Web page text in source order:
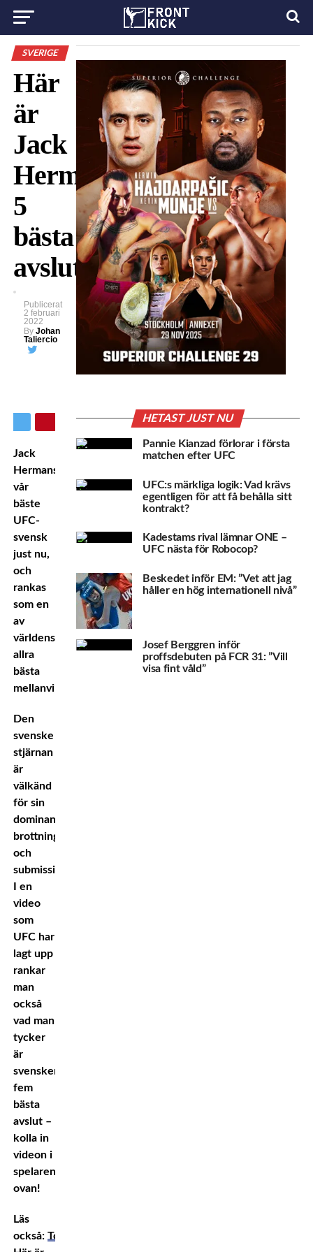
SVERIGE
Här
är
Jack
Hermanssons
5
bästa
avslut
Publicerat
2 februari
2022
By Johan
Taliercio
Jack
Hermansson
vår
bäste
UFC-
svensk
just nu,
och
rankas
som en
av
världens
allra
bästa
mellanviktare.
Den
svenske
stjärnan
är
välkänd
för sin
dominanta
brottning
och
submissiongame.
I en
video
som
UFC har
lagt upp
rankar
man
också
vad man
tycker
är
svenskens
fem
bästa
avslut –
kolla in
videon i
spelaren
ovan!
Läs
också: Topplistan:
HETAST JUST NU
Pannie Kianzad förlorar i första
matchen efter UFC
UFC:s märkliga logik: Vad krävs
egentligen för att få behålla sitt
kontrakt?
Kadestams rival lämnar ONE –
UFC nästa för Robocop?
Beskedet inför EM: ”Vet att jag
håller en hög internationell nivå”
Josef Berggren inför
proffsdebuten på FCR 31: ”Vill
visa fint våld”